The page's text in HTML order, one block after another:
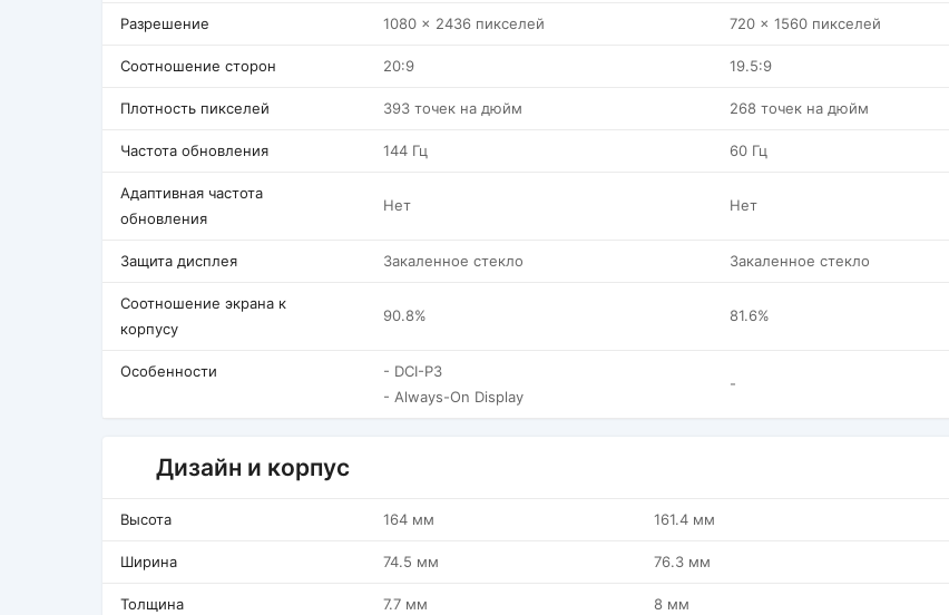
Разрешение 1080 x 2436 пикселей 720 x 1560 пикселей
Соотношение сторон 20:9 19.5:9
Плотность пикселей 393 точек на дюйм 268 точек на дюйм
Частота обновления 144 Гц 60 Гц
Адаптивная частота
обновления
Нет Нет
Защита дисплея Закаленное стекло Закаленное стекло
Соотношение экрана к
корпусу
90.8% 81.6%
Особенности
- DCI-P3
- Always-On Display
-
Дизайн и корпус
Высота 164 мм 161.4 мм
Ширина 74.5 мм 76.3 мм
Толщина 7.7 мм 8 мм